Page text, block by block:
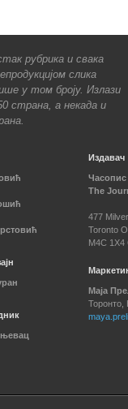
рубрика и свака
слика
у том броју. Излази
страна, а некада и
Издавач
The
477
Toronto
M4C 1X4
Маја
Торонто,